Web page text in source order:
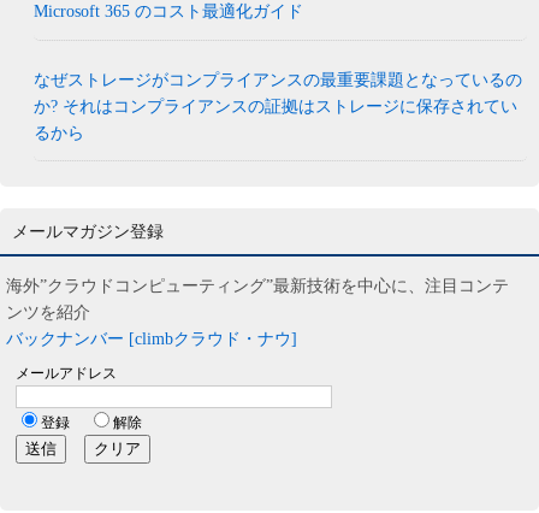
Microsoft 365 のコスト最適化ガイド
なぜストレージがコンプライアンスの最重要課題となっているの
か? それはコンプライアンスの証拠はストレージに保存されてい
るから
メールマガジン登録
海外”クラウドコンピューティング”最新技術を中心に、注目コンテ
ンツを紹介
バックナンバー [climbクラウド・ナウ]